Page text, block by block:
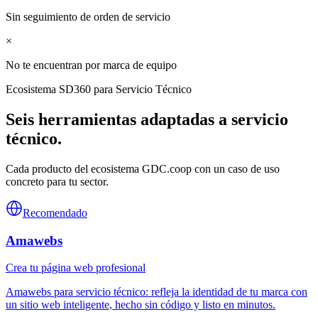
Sin seguimiento de orden de servicio
×
No te encuentran por marca de equipo
Ecosistema SD360 para Servicio Técnico
Seis herramientas adaptadas a servicio
técnico.
Cada producto del ecosistema GDC.coop con un caso de uso
concreto para tu sector.
Recomendado
Amawebs
Crea tu página web profesional
Amawebs para servicio técnico: refleja la identidad de tu marca con
un sitio web inteligente, hecho sin código y listo en minutos.